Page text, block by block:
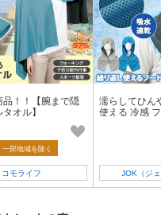
！！【腕まで隠
オル】
一部地域を除く
コモライフ
濡らしてひん
使える 冷感
JOK（ジ